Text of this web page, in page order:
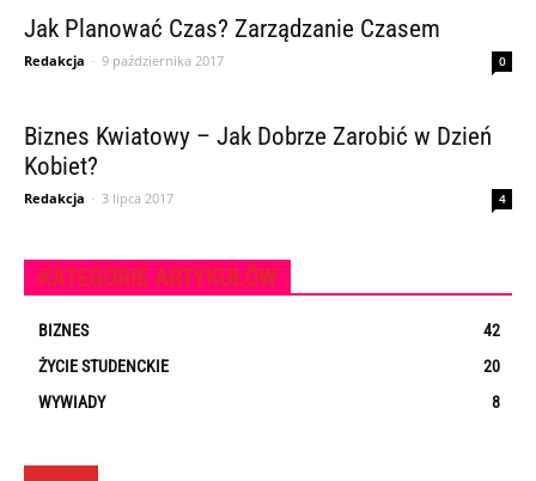
Jak Planować Czas? Zarządzanie Czasem
Redakcja - 9 października 2017 0
Biznes Kwiatowy – Jak Dobrze Zarobić w Dzień
Kobiet?
Redakcja - 3 lipca 2017 4
KATEGORIE ARTYKUŁÓW
BIZNES
42
ŻYCIE STUDENCKIE
20
WYWIADY
8